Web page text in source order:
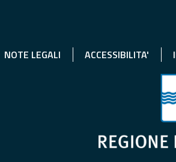
NOTE LEGALI ACCESSIBILITA'